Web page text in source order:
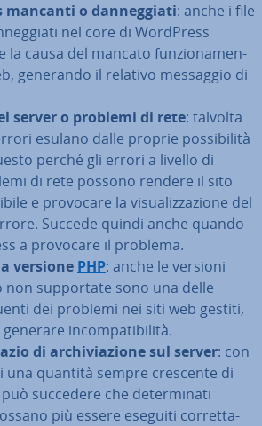
mancanti o dan­neg­gia­ti: anche i file
nel core di WordPress
la causa del mancato fun­zio­na­men­
generando il relativo messaggio di
server o problemi di rete: talvolta
esulano dalle proprie pos­si­bi­li­tà
perché gli errori a livello di
di rete possono rendere il sito
e provocare la vi­sua­liz­za­zio­ne del
Succede quindi anche quando
a provocare il problema.
versione PHP: anche le versioni
non sup­por­ta­te sono una delle
dei problemi nei siti web gestiti,
in­com­pa­ti­bi­li­tà.
di ar­chi­via­zio­ne sul server: con
una quantità sempre crescente di
succedere che de­ter­mi­na­ti
più essere eseguiti cor­ret­ta­